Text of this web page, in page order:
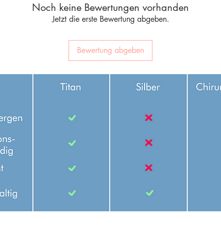
Noch keine Bewertungen vorhanden
Jetzt die erste Bewertung abgeben.
Bewertung abgeben